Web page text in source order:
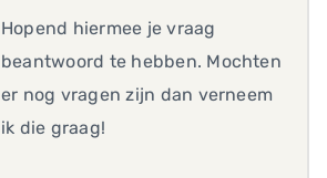
Hopend hiermee je vraag
beantwoord te hebben. Mochten
er nog vragen zijn dan verneem
ik die graag!